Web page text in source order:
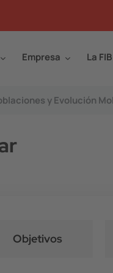
Empresa La FIB
y Evolución
Objetivos